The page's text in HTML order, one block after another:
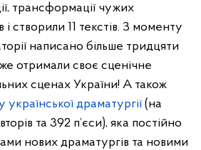
трансформації чужих
і створили 11 текстів. З моменту
написано більше тридцяти
отримали своє сценічне
сценах України! А також
української драматургії (на
та 392 п’єси), яка постійно
нових драматургів та новими